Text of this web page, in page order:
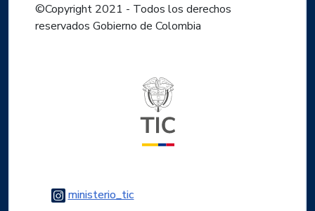
©Copyright 2021 - Todos los derechos
reservados Gobierno de Colombia
ministerio_ticLogo Instagram